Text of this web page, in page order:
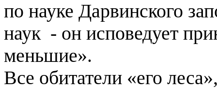
по науке Дарвинского
наук - он исповедует
меньшие».
Все обитатели «его